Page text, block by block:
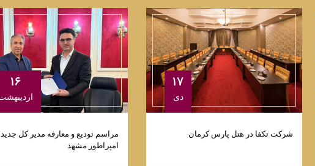
۱۶
مراسم تودیع و معارفه مدیر کل
امپراطور مشهد
۱۷
دی
شرکت تکفا در هتل پارس کرمان